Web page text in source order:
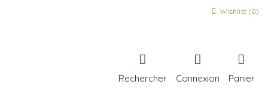
Wishlist (0)
Rechercher Connexion Panier